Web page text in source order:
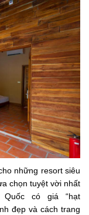
những resort siêu
chọn tuyệt vời nhất
có giá “hạt
đẹp và cách trang